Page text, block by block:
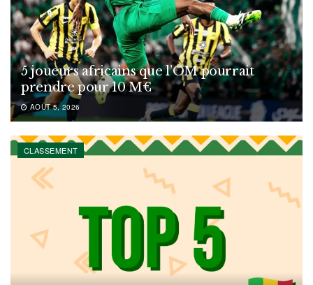
5 joueurs africains que l’OM pourrait
prendre pour 10 M€
AOÛT 5, 2026
CLASSEMENT